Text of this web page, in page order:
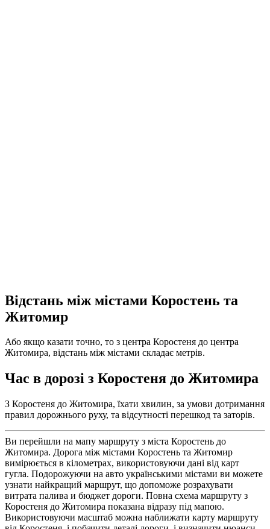
Відстань між містами Коростень та
Житомир
Або якщо казати точно, то з центра Коростеня до центра
Житомира, відстань між містами складає метрів.
Час в дорозі з Коростеня до Житомира
З Коростеня до Житомира, їхати хвилин, за умови дотримання
правил дорожнього руху, та відсутності перешкод та заторів.
Ви перейшли на мапу маршруту з міста Коростень до
Житомира. Дорога між містами Коростень та Житомир
вимірюється в кілометрах, використовуючи дані від карт
гугла. Подорожуючи на авто українськими містами ви можете
узнати найкращий маршрут, що допоможе розрахувати
витрата палива и бюджет дороги. Повна схема маршруту з
Коростеня до Житомира показана відразу під мапою.
Використовуючи масштаб можна наближати карту маршруту